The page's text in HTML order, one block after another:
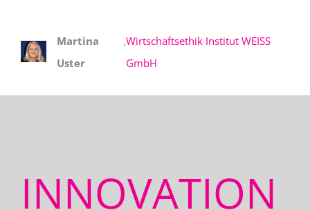
Martina
Uster
,Wirtschaftsethik Institut WEISS
GmbH
INNOVATION